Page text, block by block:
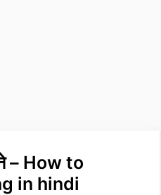
– How to
in hindi